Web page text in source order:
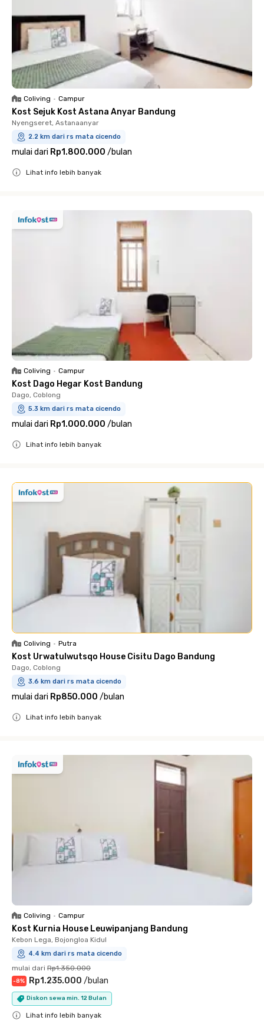
Coliving • Campur
Kost Sejuk Kost Astana Anyar Bandung
Nyengseret, Astanaanyar
2.2 km dari rs mata cicendo
mulai dari Rp1.800.000 /bulan
Lihat info lebih banyak
Coliving • Campur
Kost Dago Hegar Kost Bandung
Dago, Coblong
5.3 km dari rs mata cicendo
mulai dari Rp1.000.000 /bulan
Lihat info lebih banyak
Coliving • Putra
Kost Urwatulwutsqo House Cisitu Dago Bandung
Dago, Coblong
3.6 km dari rs mata cicendo
mulai dari Rp850.000 /bulan
Lihat info lebih banyak
Coliving • Campur
Kost Kurnia House Leuwipanjang Bandung
Kebon Lega, Bojongloa Kidul
4.4 km dari rs mata cicendo
mulai dari Rp1.350.000
-8% Rp1.235.000 /bulan
Diskon sewa min. 12 Bulan
Lihat info lebih banyak